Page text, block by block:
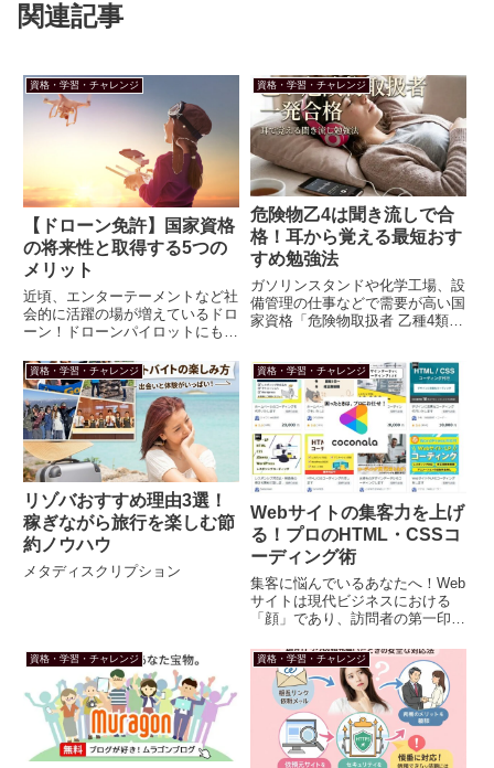
関連記事
資格・学習・チャレンジ
【ドローン免許】国家資格
の将来性と取得する5つの
メリット
近頃、エンターテーメントなど社
会的に活躍の場が増えているドロ
ーン！ドローンパイロットにも国
ロットとしてのキャリアは、どん
なメリットがあるのか？いっちー
＆まちゃおです。今回も、よろし
くお願いします。今回は、ドロ
ー...
資格・学習・チャレンジ
危険物乙4は聞き流しで合
格！耳から覚える最短おす
すめ勉強法
ガソリンスタンドや化学工場、設
備管理の仕事などで需要が高い国
家資格「危険物取扱者 乙種4類
キストを開いた瞬間に眠くなって
しまうという方も多いのではない
でしょうか。年に何回かある乙
4...
資格・学習・チャレンジ
リゾバおすすめ理由3選！
稼ぎながら旅行を楽しむ節
約ノウハウ
メタディスクリプション
資格・学習・チャレンジ
Webサイトの集客力を上げ
る！プロのHTML・CSSコ
ーディング術
集客に悩んでいるあなたへ！Web
サイトは現代ビジネスにおける
「顔」であり、訪問者の第一印象
特に集客に悩んでいる方にとっ
て、魅力的で機能的なWebサイト
は欠かせません。こんにちは！親
子で世の中の気になる情報や疑
資格・学習・チャレンジ 資格・学習・チャレンジ